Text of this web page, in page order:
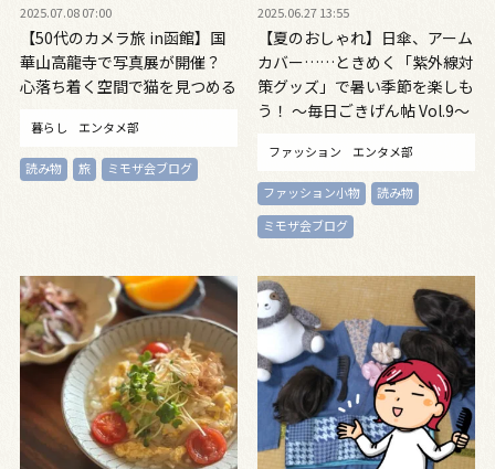
2025.07.08 07:00
【50代のカメラ旅 in函館】国
華山高龍寺で写真展が開催？
心落ち着く空間で猫を見つめる
暮らし エンタメ部
読み物 旅 ミモザ会ブログ
2025.06.27 13:55
【夏のおしゃれ】日傘、アーム
カバー……ときめく「紫外線対
策グッズ」で暑い季節を楽しも
う！ ～毎日ごきげん帖 Vol.9～
ファッション エンタメ部
ファッション小物
読み物
ミモザ会ブログ